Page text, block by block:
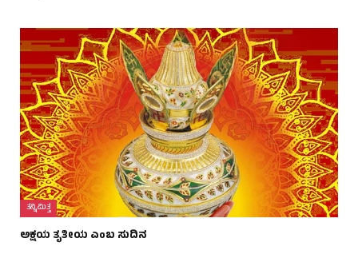
ತನ್ನಿಮಿತ್ತ
ಅಕ್ಷಯ ತೃತೀಯ ಎಂಬ ಸುದಿನ